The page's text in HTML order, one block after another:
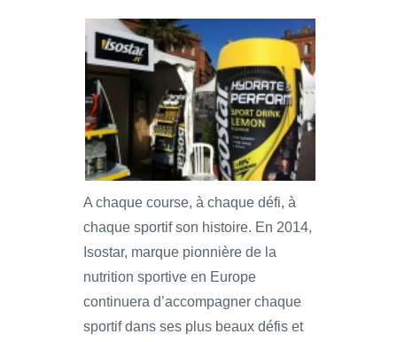
A chaque course, à chaque défi, à
chaque sportif son histoire. En 2014,
Isostar, marque pionnière de la
nutrition sportive en Europe
continuera d’accompagner chaque
sportif dans ses plus beaux défis et